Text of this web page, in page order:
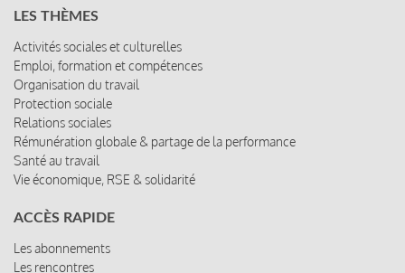
LES THÈMES
Activités sociales et culturelles
Emploi, formation et compétences
Organisation du travail
Protection sociale
Relations sociales
Rémunération globale & partage de la performance
Santé au travail
Vie économique, RSE & solidarité
ACCÈS RAPIDE
Les abonnements
Les rencontres